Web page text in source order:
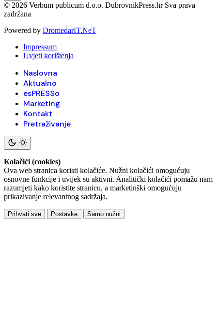
© 2026 Verbum publicum d.o.o. DubrovnikPress.hr Sva prava
zadržana
Powered by DromedarIT.NeT
Impressum
Uvjeti korištenja
Naslovna
Aktualno
esPRESSo
Marketing
Kontakt
Pretraživanje
Kolačići (cookies)
Ova web stranica koristi kolačiće. Nužni kolačići omogućuju
osnovne funkcije i uvijek su aktivni. Analitički kolačići pomažu nam
razumjeti kako koristite stranicu, a marketinški omogućuju
prikazivanje relevantnog sadržaja.
Prihvati sve Postavke Samo nužni